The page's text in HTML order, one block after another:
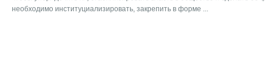
необходимо институциализировать, закрепить в форме ...